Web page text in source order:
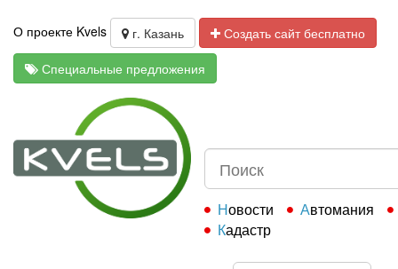
О проекте Kvels г. Казань
Создать сайт бесплатно
Специальные предложения
Новости
Автомания
Кадастр